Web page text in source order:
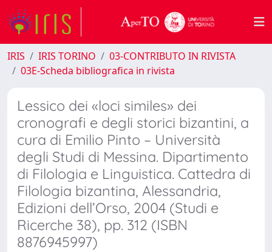
IRIS IRIS TORINO
03-CONTRIBUTO IN RIVISTA
03E-Scheda bibliografica in rivista
Lessico dei «loci similes» dei
cronografi e degli storici bizantini, a
cura di Emilio Pinto – Università
degli Studi di Messina. Dipartimento
di Filologia e Linguistica. Cattedra di
Filologia bizantina, Alessandria,
Edizioni dell’Orso, 2004 (Studi e
Ricerche 38), pp. 312 (ISBN
8876945997)